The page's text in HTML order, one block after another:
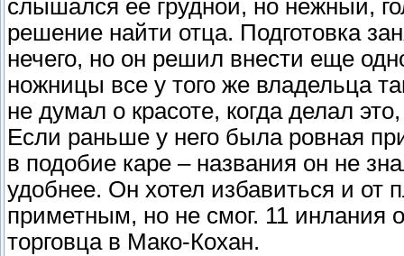
слышался ее грудной, но нежный,
решение найти отца. Подготовка
нечего, но он решил внести еще
ножницы все у того же владельца
не думал о красоте, когда делал
Если раньше у него была ровная
в подобие каре – названия он не
удобнее. Он хотел избавиться и от
приметным, но не смог. 11 инлания
торговца в Мако-Кохан.